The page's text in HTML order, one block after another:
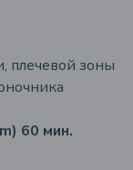
плечевой зоны
60 мин.